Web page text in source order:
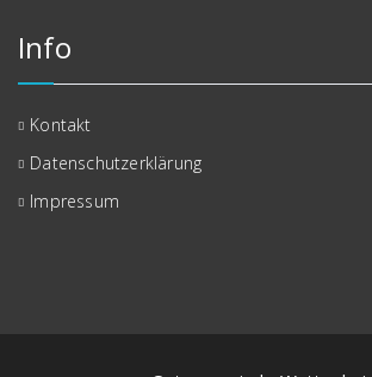
Info
Kontakt
Datenschutzerklärung
Impressum